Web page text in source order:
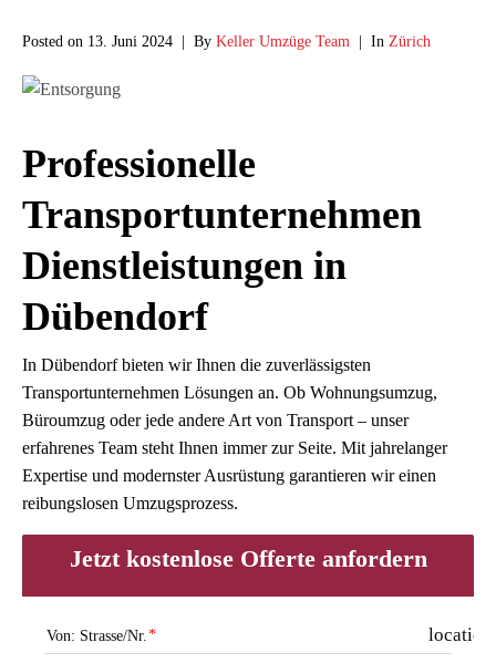
Posted on 13. Juni 2024 By Keller Umzüge Team In Zürich
Professionelle
Transportunternehmen
Dienstleistungen in
Dübendorf
In Dübendorf bieten wir Ihnen die zuverlässigsten
Transportunternehmen Lösungen an. Ob Wohnungsumzug,
Büroumzug oder jede andere Art von Transport – unser
erfahrenes Team steht Ihnen immer zur Seite. Mit jahrelanger
Expertise und modernster Ausrüstung garantieren wir einen
reibungslosen Umzugsprozess.
Jetzt kostenlose Offerte anfordern
Von: Strasse/Nr.